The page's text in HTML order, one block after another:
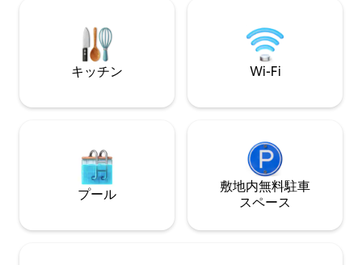
備わっています。 カップルやお子様連れ
のご家族に最適です。 プランテーション
シャッター付きのカリブブルーに新しく
塗装されました。
をお楽しみくださ
ェックアウトは土
キッチン Wi-Fi
プール
敷地内無料駐⁠車
ス⁠ペ⁠ー⁠ス